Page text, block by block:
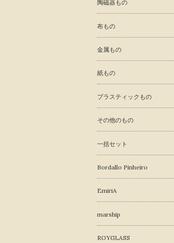
陶磁器もの
布もの
金属もの
紙もの
プラスティックもの
その他のもの
一括セット
Bordallo Pinheiro
EmiriA
marship
ROYGLASS